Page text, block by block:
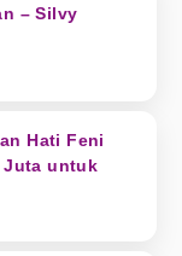
– Silvy
Hati Feni
Juta untuk